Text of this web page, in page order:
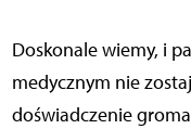
Doskonale wiemy, i
medycznym nie
doświadczenie